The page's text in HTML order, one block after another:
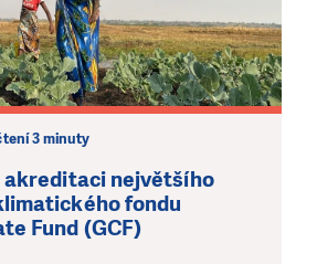
3 minuty
akreditaci největšího
fondu
Fund (GCF)